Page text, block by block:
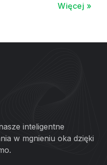
Więcej »
inteligentne
w mgnieniu oka dzięki